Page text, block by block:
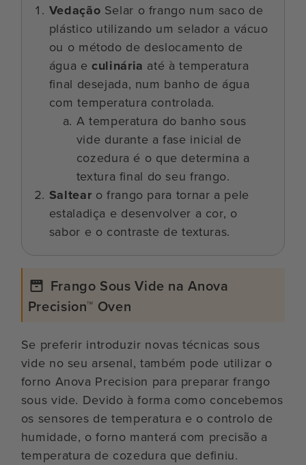
Vedação Selar o frango num saco de
plástico utilizando um selador a vácuo
ou o método de deslocamento de
água eculinária até à temperatura
final desejada, num banho de água
com temperatura controlada.
A temperatura do banho sous
vide durante a fase inicial de
cozedura é o que determina a
textura final do seu frango.
Saltear o frango para tornar a pele
estaladiça e desenvolver a cor, o
sabor e o contraste de texturas.
Frango Sous Vide na Anova
Precision™ Oven
Se preferir introduzir novas técnicas sous
vide no seu arsenal, também pode utilizar o
forno Anova Precision para preparar frango
sous vide. Devido à forma como concebemos
os sensores de temperatura e o controlo de
humidade, o forno manterá com precisão a
temperatura de cozedura que definiu.